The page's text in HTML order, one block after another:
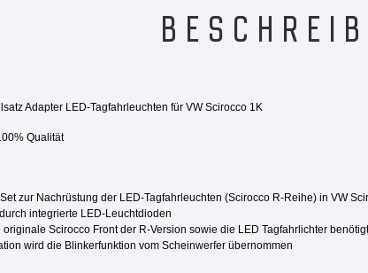
Adapter LED-Tagfahrleuchten für VW Scirocco 1K
Qualität
zur Nachrüstung der LED-Tagfahrleuchten (Scirocco R-Reihe) in VW
integrierte LED-Leuchtdioden
Scirocco Front der R-Version sowie die LED Tagfahrlichter benötigt
wird die Blinkerfunktion vom Scheinwerfer übernommen